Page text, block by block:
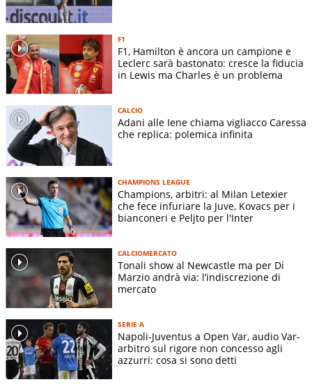
F1
F1, Hamilton è ancora un campione e
Leclerc sarà bastonato: cresce la fiducia
in Lewis ma Charles è un problema
CALCIO
Adani alle Iene chiama vigliacco Caressa
che replica: polemica infinita
CHAMPIONS LEAGUE
Champions, arbitri: al Milan Letexier
che fece infuriare la Juve, Kovacs per i
bianconeri e Peljto per l'Inter
CALCIOMERCATO
Tonali show al Newcastle ma per Di
Marzio andrà via: l’indiscrezione di
mercato
SERIE A
Napoli-Juventus a Open Var, audio Var-
arbitro sul rigore non concesso agli
azzurri: cosa si sono detti